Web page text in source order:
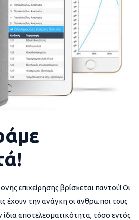
επιχείρησης βρίσκεται παντού! Οι
έχουν την ανάγκη οι άνθρωποι τους
ίδια αποτελεσματικότητα, τόσο εντός